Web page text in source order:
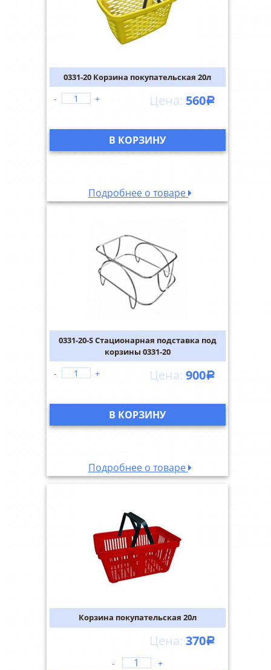
0331-20 Корзина покупательская 20л
560Р
- +
В КОРЗИНУ
Подробнее о товаре
0331-20-S Стационарная подставка под
корзины 0331-20
900Р
- +
В КОРЗИНУ
Подробнее о товаре
Корзина покупательская 20л
370Р
- +